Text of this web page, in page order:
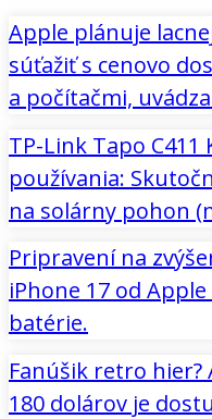
Apple plánuje
súťažiť s cenovo
a počítačmi,
TP-Link Tapo C411
používania:
na solárny pohon
Pripravení na
iPhone 17 od
batérie.
Fanúšik retro hier?
180 dolárov je